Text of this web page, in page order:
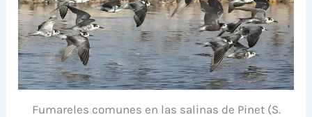
Fumareles comunes en las salinas de Pinet (S.